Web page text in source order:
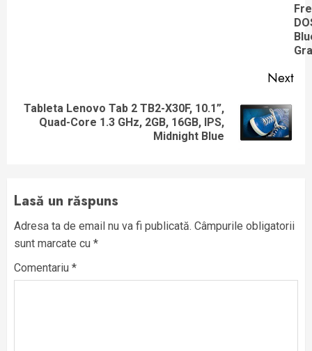
Next
Next
Tableta Lenovo Tab 2 TB2-X30F, 10.1”,
Quad-Core 1.3 GHz, 2GB, 16GB, IPS,
Midnight Blue
Lasă un răspuns
Adresa ta de email nu va fi publicată. Câmpurile obligatorii
sunt marcate cu *
Comentariu *